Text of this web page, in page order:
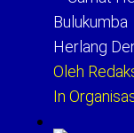
Herlang
Oleh
In